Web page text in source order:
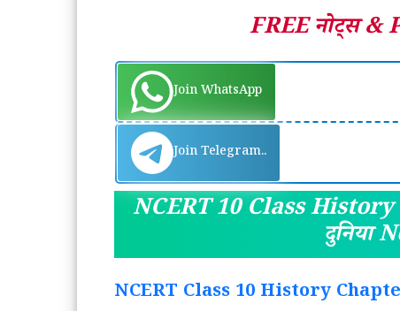
FREE नोट्स &
Join WhatsApp
Join Telegram..
NCERT 10 Class
दुनिया
NCERT Class 10 History